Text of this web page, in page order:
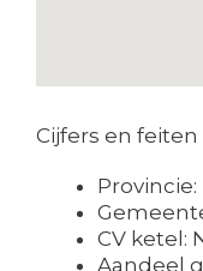
Cijfers en
Provincie:
CV ketel:
Aandeel